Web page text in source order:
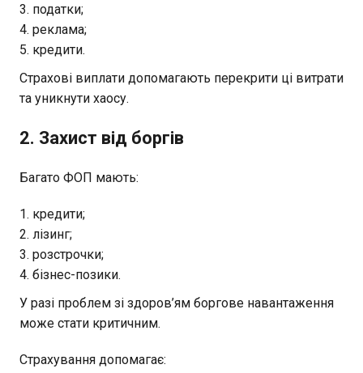
податки;
реклама;
кредити.
Страхові виплати допомагають перекрити ці витрати
та уникнути хаосу.
2. Захист від боргів
Багато ФОП мають:
кредити;
лізинг;
розстрочки;
бізнес-позики.
У разі проблем зі здоров’ям боргове навантаження
може стати критичним.
Страхування допомагає: